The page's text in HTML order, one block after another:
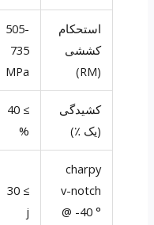
استحکام
کششی
(RM)
505-
735
MPa
کشیدگی
(یک ٪)
≥ 40
%
charpy
v-notch
@ -40 °
≥ 30
j